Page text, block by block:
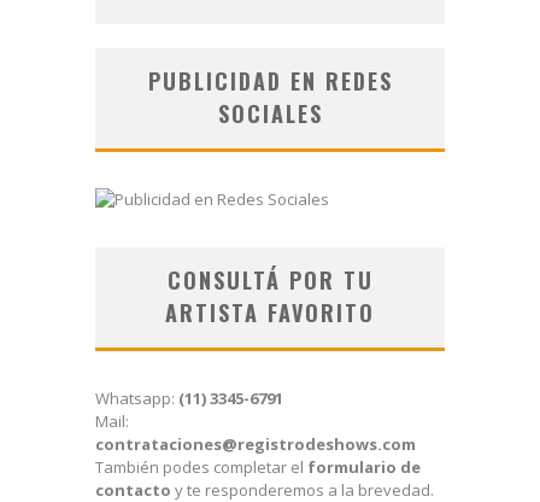
PUBLICIDAD EN REDES
SOCIALES
CONSULTÁ POR TU
ARTISTA FAVORITO
Whatsapp: (11) 3345-6791
Mail:
contrataciones@registrodeshows.com
También podes completar el formulario de
contacto y te responderemos a la brevedad.